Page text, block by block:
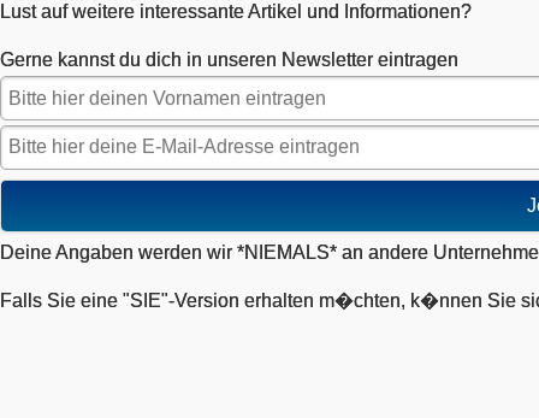
Lust auf weitere interessante Artikel und Informationen?
Gerne kannst du dich in unseren Newsletter eintragen
Deine Angaben werden wir *NIEMALS* an andere
Falls Sie eine "SIE"-Version erhalten m�chten, k�nnen Sie